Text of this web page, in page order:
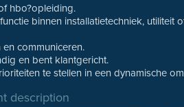
hbo?opleiding.
binnen installatietechniek, utiliteit
communiceren.
en bent klantgericht.
te stellen in een dynamische
description